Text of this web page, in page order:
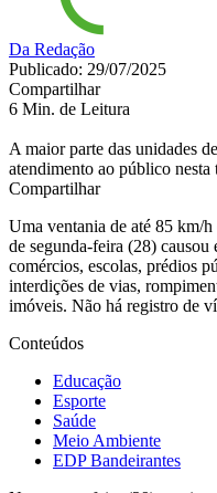
Da Redação
Publicado: 29/07/2025
Compartilhar
6 Min. de Leitura
A maior parte das unidades
atendimento ao público
Compartilhar
Uma ventania de até 85 km/
de segunda-feira (28) causou
comércios, escolas, prédios
interdições de vias,
imóveis. Não há registro de
Conteúdos
Educação
Esporte
Saúde
Meio Ambiente
EDP Bandeirantes